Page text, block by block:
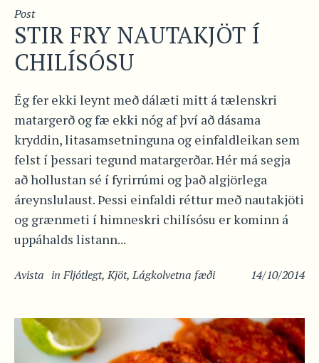
Post
STIR FRY NAUTAKJÖT Í
CHILÍSÓSU
Ég fer ekki leynt með dálæti mitt á tælenskri
matargerð og fæ ekki nóg af því að dásama
kryddin, litasamsetninguna og einfaldleikan sem
felst í þessari tegund matargerðar. Hér má segja
að hollustan sé í fyrirrúmi og það algjörlega
áreynslulaust. Þessi einfaldi réttur með nautakjöti
og grænmeti í himneskri chilísósu er kominn á
uppáhalds listann...
14/10/2014
Avista inFljótlegt,Kjöt,Lágkolvetna fæði